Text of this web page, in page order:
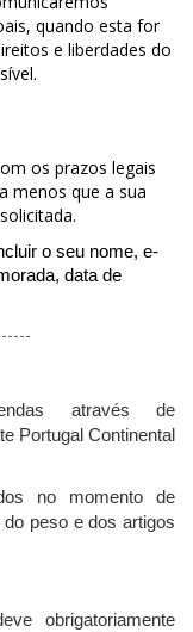
quando esta for
e liberdades do
os prazos legais
menos que a sua
o seu nome, e-
data de
através de
Portugal Continental
no momento de
peso e dos artigos
obrigatoriamente